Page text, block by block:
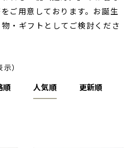
希・米寿など）
）
園祝い・卒園祝い（子供箸）
若狭・輪島）
箸久スタッフブログ
表示
ご用意しております。お誕生
・ギフトとしてご検討くださ
）
順 人気順 更新順